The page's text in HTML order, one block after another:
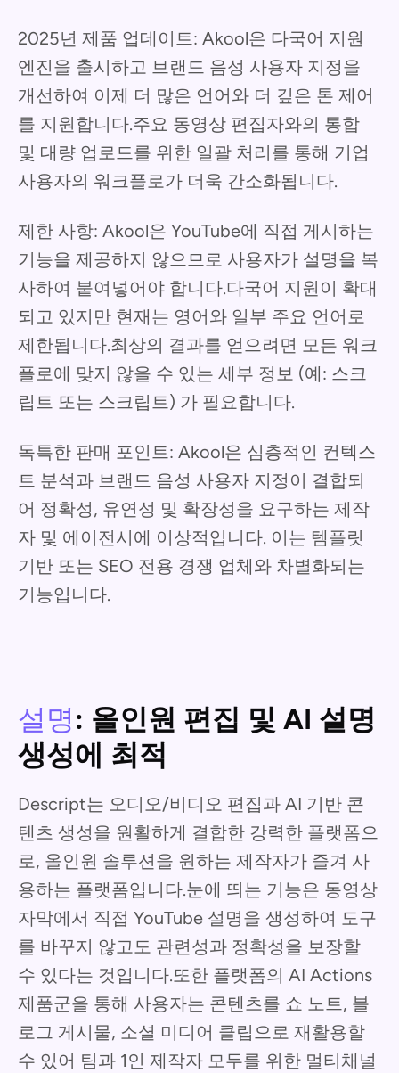
2025년 제품 업데이트: Akool은 다국어 지원
엔진을 출시하고 브랜드 음성 사용자 지정을
개선하여 이제 더 많은 언어와 더 깊은 톤 제어
를 지원합니다.주요 동영상 편집자와의 통합
및 대량 업로드를 위한 일괄 처리를 통해 기업
사용자의 워크플로가 더욱 간소화됩니다.
제한 사항: Akool은 YouTube에 직접 게시하는
기능을 제공하지 않으므로 사용자가 설명을 복
사하여 붙여넣어야 합니다.다국어 지원이 확대
되고 있지만 현재는 영어와 일부 주요 언어로
제한됩니다.최상의 결과를 얻으려면 모든 워크
플로에 맞지 않을 수 있는 세부 정보 (예: 스크
립트 또는 스크립트) 가 필요합니다.
독특한 판매 포인트: Akool은 심층적인 컨텍스
트 분석과 브랜드 음성 사용자 지정이 결합되
어 정확성, 유연성 및 확장성을 요구하는 제작
자 및 에이전시에 이상적입니다. 이는 템플릿
기반 또는 SEO 전용 경쟁 업체와 차별화되는
기능입니다.
설명: 올인원 편집 및 AI 설명
생성에 최적
Descript는 오디오/비디오 편집과 AI 기반 콘
텐츠 생성을 원활하게 결합한 강력한 플랫폼으
로, 올인원 솔루션을 원하는 제작자가 즐겨 사
용하는 플랫폼입니다.눈에 띄는 기능은 동영상
자막에서 직접 YouTube 설명을 생성하여 도구
를 바꾸지 않고도 관련성과 정확성을 보장할
수 있다는 것입니다.또한 플랫폼의 AI Actions
제품군을 통해 사용자는 콘텐츠를 쇼 노트, 블
로그 게시물, 소셜 미디어 클립으로 재활용할
수 있어 팀과 1인 제작자 모두를 위한 멀티채널